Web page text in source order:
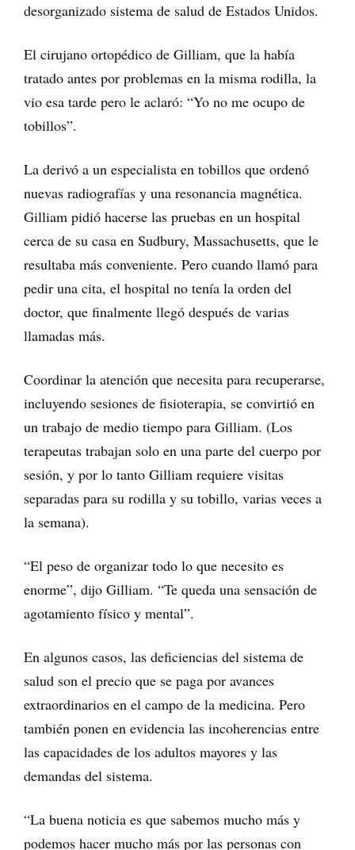
desorganizado sistema de salud de Estados Unidos.
El cirujano ortopédico de Gilliam, que la había
tratado antes por problemas en la misma rodilla, la
vio esa tarde pero le aclaró: “Yo no me ocupo de
tobillos”.
La derivó a un especialista en tobillos que ordenó
nuevas radiografías y una resonancia magnética.
Gilliam pidió hacerse las pruebas en un hospital
cerca de su casa en Sudbury, Massachusetts, que le
resultaba más conveniente. Pero cuando llamó para
pedir una cita, el hospital no tenía la orden del
doctor, que finalmente llegó después de varias
llamadas más.
Coordinar la atención que necesita para recuperarse,
incluyendo sesiones de fisioterapia, se convirtió en
un trabajo de medio tiempo para Gilliam. (Los
terapeutas trabajan solo en una parte del cuerpo por
sesión, y por lo tanto Gilliam requiere visitas
separadas para su rodilla y su tobillo, varias veces a
la semana).
“El peso de organizar todo lo que necesito es
enorme”, dijo Gilliam. “Te queda una sensación de
agotamiento físico y mental”.
En algunos casos, las deficiencias del sistema de
salud son el precio que se paga por avances
extraordinarios en el campo de la medicina. Pero
también ponen en evidencia las incoherencias entre
las capacidades de los adultos mayores y las
demandas del sistema.
“La buena noticia es que sabemos mucho más y
podemos hacer mucho más por las personas con